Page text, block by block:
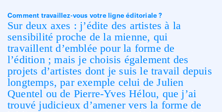
Comment travaillez-vous votre ligne éditoriale ?
Sur deux axes : j’édite des artistes à la
sensibilité proche de la mienne, qui
travaillent d’emblée pour la forme de
l’édition ; mais je choisis également des
projets d’artistes dont je suis le travail depuis
longtemps, par exemple celui de Julien
Quentel ou de Pierre-Yves Hélou, que j’ai
trouvé judicieux d’amener vers la forme de